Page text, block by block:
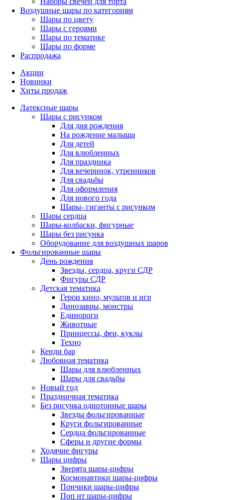
Воздушные шары по категориям
Шары по цвету
Шары с героями
Шары по тематике
Шары по форме
Распродажа
Акции
Новинки
Хиты продаж
Латексные шары
Шары с рисунком
Для дня рождения
На рождение малыша
Для детей
Для влюбленных
Для праздника
Для вечеринок, утренников
Для свадьбы
Для оформления
Для нового года
Шары- гиганты с рисунком
Шары сердца
Шары-колбаски, фигурные
Шары без рисунка
Оборудование для воздушных шаров
Фольгированные шары
День рождения
Звезды, сердца, круги СДР
Фигуры СДР
Детская тематика
Герои кино, мультов и игр
Динозавры, монстры
Единороги
Животные
Принцессы, феи, куклы
Техно
Кенди бар
Любовная тематика
Шары для влюбленных
Шары для свадьбы
Новый год
Праздничная тематика
Без рисунка однотонные шары
Звезды фольгированные
Круги фольгированные
Сердца фольгированные
Сферы и другие формы
Ходячие фигуры
Шары цифры
Зверята шары-цифры
Космонавтики шары-цифры
Пончики шары-цифры
Поп ит шары-цифры